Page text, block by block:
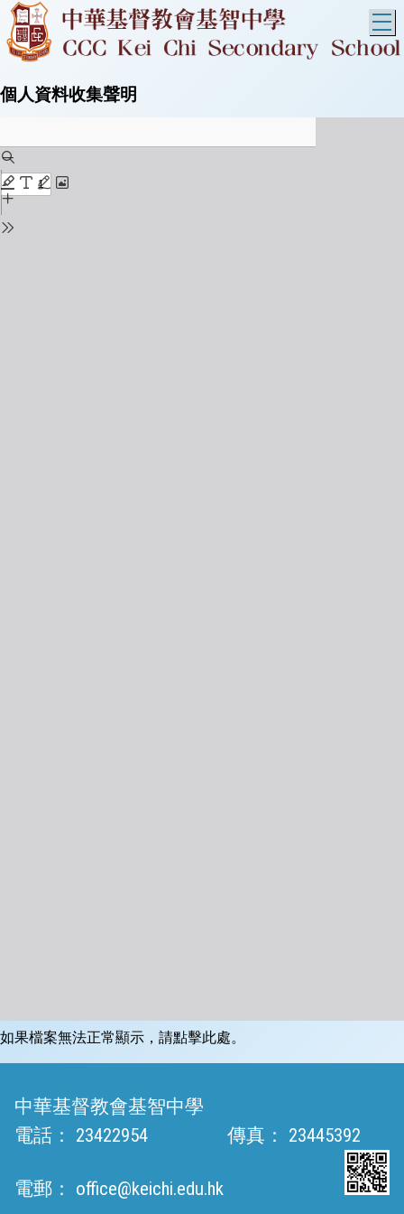
個人資料收集聲明
如果檔案無法正常顯示，請點擊此處。
中華基督教會基智中學
電話：
23422954 傳真： 23445392
電郵： office@keichi.edu.hk